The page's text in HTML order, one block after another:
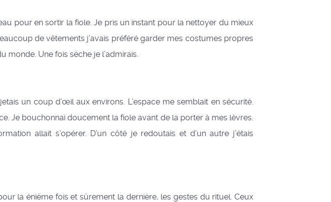
pour en sortir la fiole. Je pris un instant pour la nettoyer du mieux
de vêtements j’avais préféré garder mes costumes propres
Une fois sèche je l’admirais.
un coup d’œil aux environs. L’espace me semblait en sécurité.
Je bouchonnai doucement la fiole avant de la porter à mes lèvres.
allait s’opérer. D’un côté je redoutais et d’un autre j’étais
la énième fois et sûrement la dernière, les gestes du rituel. Ceux